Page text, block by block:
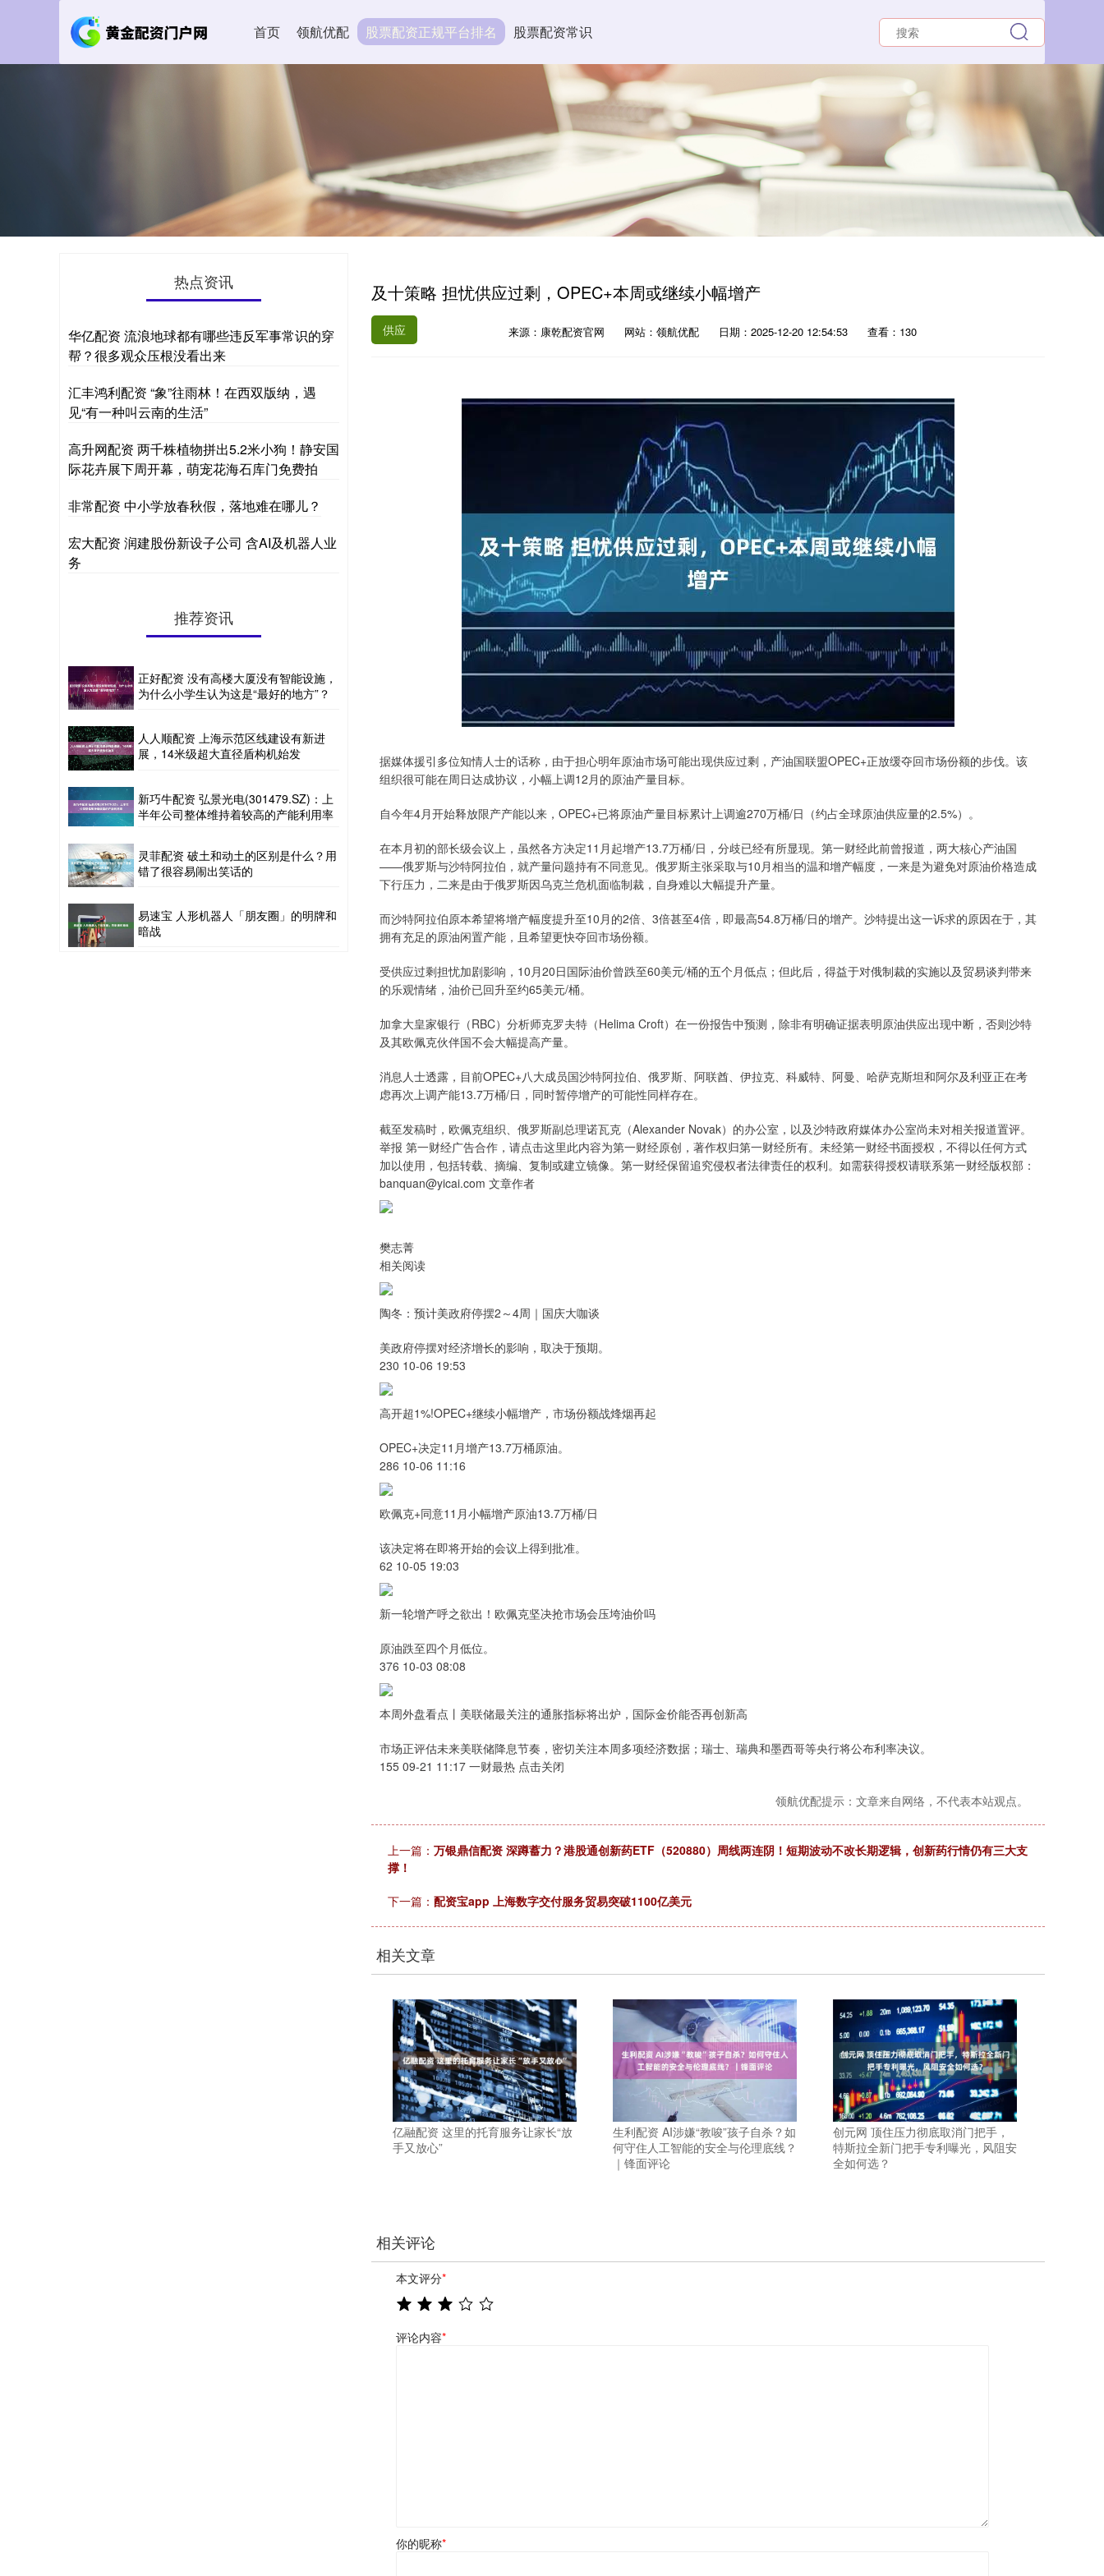
首页 领航优配 股票配资正规平台排名 股票配资常识
及十策略 担忧供应过剩，OPEC+本周或继续小幅增产
供应 来源：康乾配资官网 网站：领航优配 日期：2025-12-20 12:54:53 查看：130
据媒体援引多位知情人士的话称，由于担心明年原油市场可能出现供应过剩，产油国联盟OPEC+正放缓夺回市场份额的步伐。该
组织很可能在周日达成协议，小幅上调12月的原油产量目标。
自今年4月开始释放限产产能以来，OPEC+已将原油产量目标累计上调逾270万桶/日（约占全球原油供应量的2.5%）。
在本月初的部长级会议上，虽然各方决定11月起增产13.7万桶/日，分歧已经有所显现。第一财经此前曾报道，两大核心产油国
——俄罗斯与沙特阿拉伯，就产量问题持有不同意见。俄罗斯主张采取与10月相当的温和增产幅度，一来是为避免对原油价格造成
下行压力，二来是由于俄罗斯因乌克兰危机面临制裁，自身难以大幅提升产量。
而沙特阿拉伯原本希望将增产幅度提升至10月的2倍、3倍甚至4倍，即最高54.8万桶/日的增产。沙特提出这一诉求的原因在于，其
拥有充足的原油闲置产能，且希望更快夺回市场份额。
受供应过剩担忧加剧影响，10月20日国际油价曾跌至60美元/桶的五个月低点；但此后，得益于对俄制裁的实施以及贸易谈判带来
的乐观情绪，油价已回升至约65美元/桶。
加拿大皇家银行（RBC）分析师克罗夫特（Helima Croft）在一份报告中预测，除非有明确证据表明原油供应出现中断，否则沙特
及其欧佩克伙伴国不会大幅提高产量。
消息人士透露，目前OPEC+八大成员国沙特阿拉伯、俄罗斯、阿联酋、伊拉克、科威特、阿曼、哈萨克斯坦和阿尔及利亚正在考
虑再次上调产能13.7万桶/日，同时暂停增产的可能性同样存在。
截至发稿时，欧佩克组织、俄罗斯副总理诺瓦克（Alexander Novak）的办公室，以及沙特政府媒体办公室尚未对相关报道置评。
举报 第一财经广告合作，请点击这里此内容为第一财经原创，著作权归第一财经所有。未经第一财经书面授权，不得以任何方式
加以使用，包括转载、摘编、复制或建立镜像。第一财经保留追究侵权者法律责任的权利。如需获得授权请联系第一财经版权部：
banquan@yicai.com 文章作者
樊志菁
相关阅读
陶冬：预计美政府停摆2～4周｜国庆大咖谈
美政府停摆对经济增长的影响，取决于预期。
230 10-06 19:53
高开超1%!OPEC+继续小幅增产，市场份额战烽烟再起
OPEC+决定11月增产13.7万桶原油。
286 10-06 11:16
欧佩克+同意11月小幅增产原油13.7万桶/日
该决定将在即将开始的会议上得到批准。
62 10-05 19:03
新一轮增产呼之欲出！欧佩克坚决抢市场会压垮油价吗
原油跌至四个月低位。
376 10-03 08:08
本周外盘看点丨美联储最关注的通胀指标将出炉，国际金价能否再创新高
市场正评估未来美联储降息节奏，密切关注本周多项经济数据；瑞士、瑞典和墨西哥等央行将公布利率决议。
155 09-21 11:17 一财最热 点击关闭
领航优配提示：文章来自网络，不代表本站观点。
上一篇： 万银鼎信配资 深蹲蓄力？港股通创新药ETF（520880）周线两连阴！短期波动不改长期逻辑，创新药行情仍有三大支
撑！
下一篇： 配资宝app 上海数字交付服务贸易突破1100亿美元
相关文章
亿融配资 这里的托育服务让家长“放
手又放心”
生利配资 AI涉嫌“教唆”孩子自杀？如
何守住人工智能的安全与伦理底线？
｜锋面评论
创元网 顶住压力彻底取消门把手，
特斯拉全新门把手专利曝光，风阻安
全如何选？
相关评论
本文评分*
评论内容*
你的昵称*
热点资讯
华亿配资 流浪地球都有哪些违反军事常识的穿
帮？很多观众压根没看出来
汇丰鸿利配资 “象”往雨林！在西双版纳，遇
见“有一种叫云南的生活”
高升网配资 两千株植物拼出5.2米小狗！静安国
际花卉展下周开幕，萌宠花海石库门免费拍
非常配资 中小学放春秋假，落地难在哪儿？
宏大配资 润建股份新设子公司 含AI及机器人业
务
推荐资讯
正好配资 没有高楼大厦没有智能设施，
为什么小学生认为这是“最好的地方”？
人人顺配资 上海示范区线建设有新进
展，14米级超大直径盾构机始发
新巧牛配资 弘景光电(301479.SZ)：上
半年公司整体维持着较高的产能利用率
灵菲配资 破土和动土的区别是什么？用
错了很容易闹出笑话的
易速宝 人形机器人「朋友圈」的明牌和
暗战